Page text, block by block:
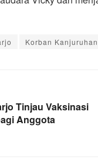
Korban Kanjuruhan
Tinjau Vaksinasi
Anggota